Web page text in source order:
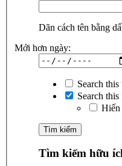
Dãn cách tên bằng
Mới hơn ngày:
Search
Search
Hiển
Tìm kiếm hữu